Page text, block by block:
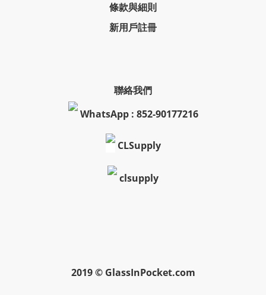
條款與細則
新用戶註冊
聯絡我們
WhatsApp : 852-90177216
CLSupply
clsupply
2019 © GlassInPocket.com